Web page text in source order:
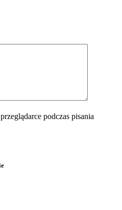
podczas pisania